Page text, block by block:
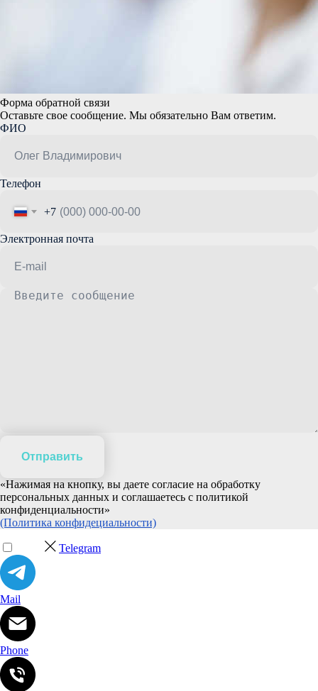
Форма обратной связи
Оставьте свое сообщение. Мы обязательно Вам ответим.
ФИО
Телефон
+7
Электронная почта
Отправить
«Нажимая на кнопку, вы даете согласие на обработку
персональных данных и соглашаетесь c политикой
конфиденциальности»
(Политика конфидециальности)
Telegram
Mail
Phone